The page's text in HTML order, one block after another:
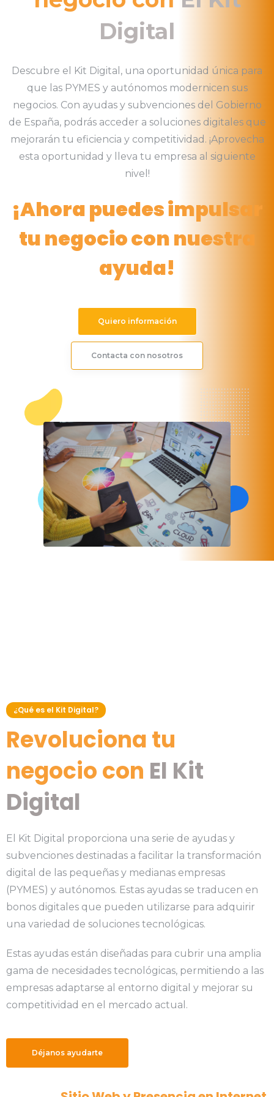
Digital
Descubre el Kit Digital, una oportunidad única para
que las PYMES y autónomos modernicen sus
negocios. Con ayudas y subvenciones del Gobierno
de España, podrás acceder a soluciones digitales que
mejorarán tu eficiencia y competitividad. ¡Aprovecha
esta oportunidad y lleva tu empresa al siguiente
nivel!
¡Ahora puedes impulsar
tu negocio con nuestra
ayuda!
Quiero información
Contacta con nosotros
¿Qué es el Kit Digital?
Revoluciona tu
negocio con El Kit
Digital
El Kit Digital proporciona una serie de ayudas y
subvenciones destinadas a facilitar la transformación
digital de las pequeñas y medianas empresas
(PYMES) y autónomos. Estas ayudas se traducen en
bonos digitales que pueden utilizarse para adquirir
una variedad de soluciones tecnológicas.
Estas ayudas están diseñadas para cubrir una amplia
gama de necesidades tecnológicas, permitiendo a las
empresas adaptarse al entorno digital y mejorar su
competitividad en el mercado actual.
Déjanos ayudarte